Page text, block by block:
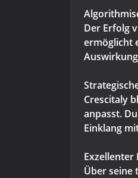
Der Erfolg
ermöglicht
Crescitaly
anpasst.
Einklang
Über seine